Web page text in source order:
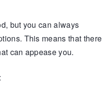
but you can always
This means that there
can appease you.